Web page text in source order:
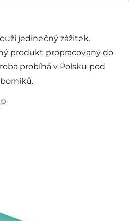
jedinečný zážitek.
produkt propracovaný do
probíhá v Polsku pod